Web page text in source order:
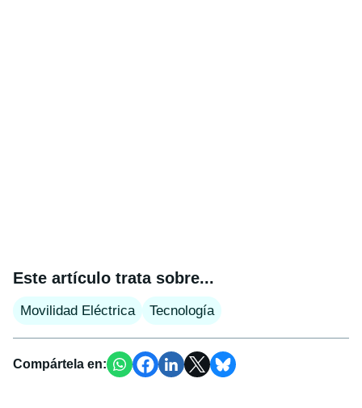
Este artículo trata sobre...
Movilidad Eléctrica Tecnología
Compártela en: